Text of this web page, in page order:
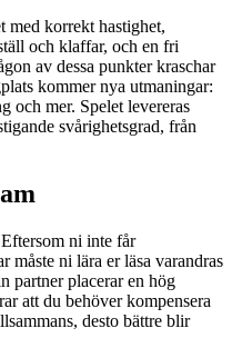
med korrekt hastighet,
och klaffar, och en fri
av dessa punkter kraschar
kommer nya utmaningar:
och mer. Spelet levereras
svårighetsgrad, från
Eftersom ni inte får
måste ni lära er läsa varandras
partner placerar en hög
att du behöver kompensera
desto bättre blir